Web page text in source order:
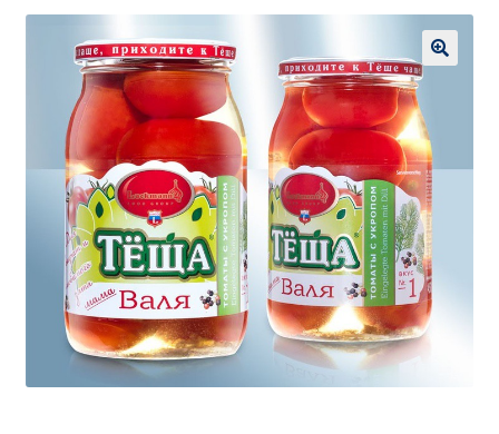
Магазины
Доставка
Корзина